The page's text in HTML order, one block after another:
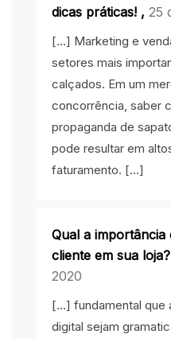
dicas práticas! , 25
[…] Marketing e
setores mais
calçados. Em um
concorrência, saber
propaganda de
pode resultar em
faturamento. […]
Qual a importância
cliente em sua loja?
2020
[…] fundamental que
digital sejam